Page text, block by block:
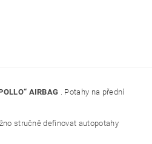
AIRBAG . Potahy na přední
stručně definovat autopotahy